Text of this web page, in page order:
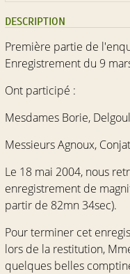
DESCRIPTION
Première partie de
Enregistrement du 9
Ont participé :
Mesdames Borie,
MessieursAgnoux,
Le 18 mai 2004, nous
enregistrement de
partir de 82mn 34sec).
Pour terminer cet
lors de la restitution,
quelques belles